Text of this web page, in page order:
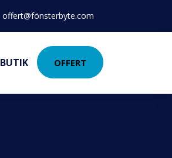
offert@fönsterbyte.com
BUTIK OFFERT